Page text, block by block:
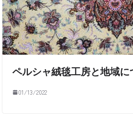
ペルシャ絨毯工房と地域に
01/13/2022